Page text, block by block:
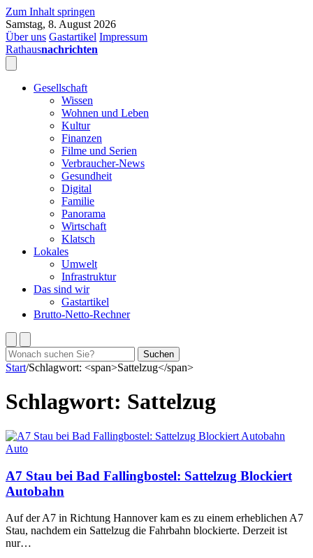
Zum Inhalt springen
Samstag, 8. August 2026
Über uns Gastartikel Impressum
Rathausnachrichten
Gesellschaft
Wissen
Wohnen und Leben
Kultur
Finanzen
Filme und Serien
Verbraucher-News
Gesundheit
Digital
Familie
Panorama
Wirtschaft
Klatsch
Lokales
Umwelt
Infrastruktur
Das sind wir
Gastartikel
Brutto-Netto-Rechner
Suchen
nach:
Suchen
Start/Schlagwort: <span>Sattelzug</span>
Schlagwort: Sattelzug
Auto
A7 Stau bei Bad Fallingbostel: Sattelzug Blockiert
Autobahn
Auf der A7 in Richtung Hannover kam es zu einem erheblichen A7
Stau, nachdem ein Sattelzug die Fahrbahn blockierte. Derzeit ist
nur…